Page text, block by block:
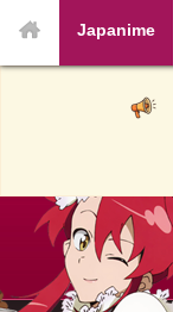
Japanime